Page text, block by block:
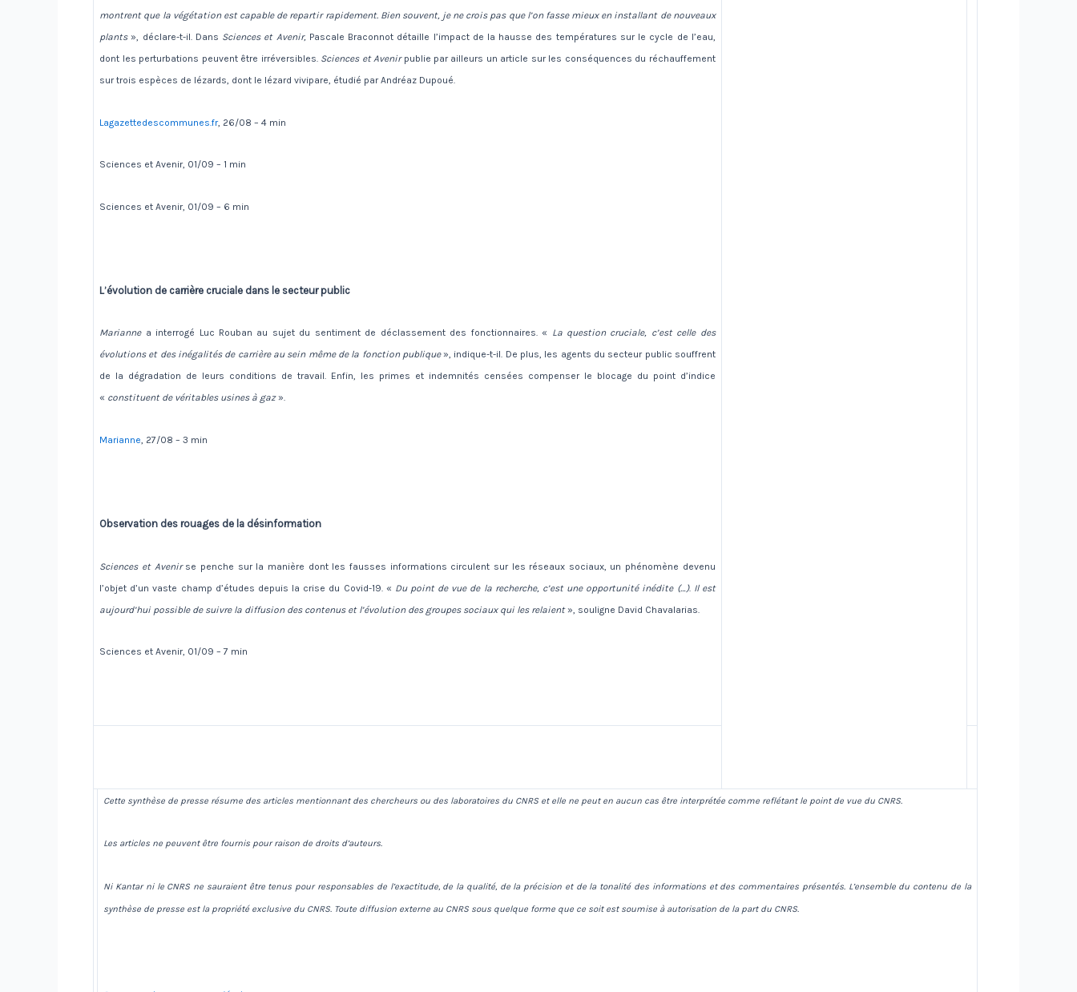
montrent que la végétation est capable de repartir rapidement. Bien souvent, je ne crois pas que l’on fasse mieux en installant de nouveaux
plants», déclare-t-il. Dans Sciences et Avenir, Pascale Braconnot détaille l’impact de la hausse des températures sur le cycle de l’eau,
dont les perturbations peuvent être irréversibles. Sciences et Avenirpublie par ailleurs un article sur les conséquences du réchauffement
sur trois espèces de lézards, dont le lézard vivipare, étudié par Andréaz Dupoué.
Lagazettedescommunes.fr, 26/08 – 4 min
Sciences et Avenir, 01/09 – 1 min
Sciences et Avenir, 01/09 – 6 min
L’évolution de carrière cruciale dans le secteur public
Mariannea interrogé Luc Rouban au sujet du sentiment de déclassement des fonctionnaires. « La question cruciale, c’est celle des
évolutions et des inégalités de carrière au sein même de la fonction publique», indique-t-il. De plus, les agents du secteur public souffrent
de la dégradation de leurs conditions de travail. Enfin, les primes et indemnités censées compenser le blocage du point d’indice
« constituent de véritables usines à gaz».
Marianne, 27/08 – 3 min
Observation des rouages de la désinformation
Sciences et Avenirse penche sur la manière dont les fausses informations circulent sur les réseaux sociaux, un phénomène devenu
l’objet d’un vaste champ d’études depuis la crise du Covid-19. « Du point de vue de la recherche, c’est une opportunité inédite (…). Il est
aujourd’hui possible de suivre la diffusion des contenus et l’évolution des groupes sociaux qui les relaient», souligne David Chavalarias.
Sciences et Avenir, 01/09 – 7 min
Cette synthèse de presse résume des articles mentionnant des chercheurs ou des laboratoires du CNRS et elle ne peut en aucun cas être interprétée comme reflétant le point de vue du CNRS.
Les articles ne peuvent être fournis pour raison de droits d’auteurs.
Ni Kantar ni le CNRS ne sauraient être tenus pour responsables de l’exactitude, de la qualité, de la précision et de la tonalité des informations et des commentaires présentés. L’ensemble du contenu de la
synthèse de presse est la propriété exclusive du CNRS. Toute diffusion externe au CNRS sous quelque forme que ce soit est soumise à autorisation de la part du CNRS.